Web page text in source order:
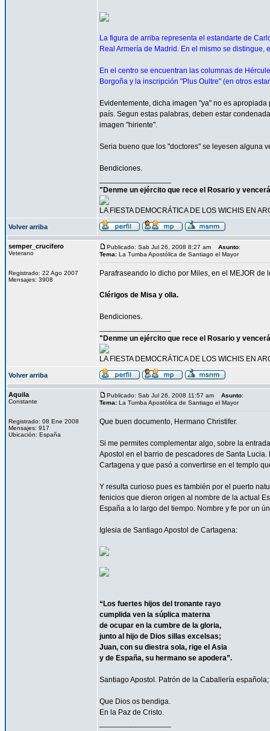
La figura de arriba representa el estandarte de
Real Armería de Madrid. En el mismo se
En el centro se encuentran las columnas de
Borgoña y la inscripción "Plus Oultre" (en otros
Evidentemente, dicha imagen "ya" no es
país. Segun estas palabras, deben estar
imagen "hiriente".
Seria bueno que los "doctores" se leyesen alguna
Bendiciones.
"Denme un ejército que rece el Rosario y
LA FIESTA DEMOCRÁTICA DE LOS WICHIS EN
Volver arriba
semper_crucifero
Veterano
Registrado: 22 Ago 2007
Mensajes: 3908
Publicado: Sab Jul 26, 2008 8:27 am Asunto:
Tema: La Tumba Apostólica de Santiago el Mayor
Parafraseando lo dicho por Miles, en el MEJOR de
Clérigos de Misa y olla.
Bendiciones.
"Denme un ejército que rece el Rosario y
LA FIESTA DEMOCRÁTICA DE LOS WICHIS EN
Volver arriba
Aquila
Constante
Registrado: 08 Ene 2008
Mensajes: 917
Ubicación: España
Publicado: Sab Jul 26, 2008 11:57 am Asunto:
Tema: La Tumba Apostólica de Santiago el Mayor
Que buen documento, Hermano Christifer.
Si me permites complementar algo, sobre la
Apostol en el barrio de pescadores de Santa
Cartagena y que pasó a convertirse en el templo
Y resulta curioso pues es también por el puerto
fenicios que dieron origen al nombre de la actual
España a lo largo del tiempo. Nombre y fe por un
Iglesia de Santiago Apostol de Cartagena:
“Los fuertes hijos del tronante rayo
cumplida ven la súplica materna
de ocupar en la cumbre de la gloria,
junto al hijo de Dios sillas excelsas;
Juan, con su diestra sola, rige el Asia
y de España, su hermano se apodera”.
Santiago Apostol. Patrón de la Caballería
Que Dios os bendiga.
En la Paz de Cristo.